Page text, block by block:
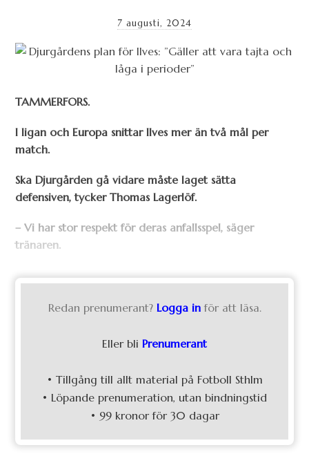
7 augusti, 2024
TAMMERFORS.
I ligan och Europa snittar Ilves mer än två mål per
match.
Ska Djurgården gå vidare måste laget sätta
defensiven, tycker Thomas Lagerlöf.
– Vi har stor respekt för deras anfallsspel, säger
tränaren.
Redan prenumerant? Logga in för att läsa.
Eller bli Prenumerant
• Tillgång till allt material på Fotboll Sthlm
• Löpande prenumeration, utan bindningstid
• 99 kronor för 30 dagar